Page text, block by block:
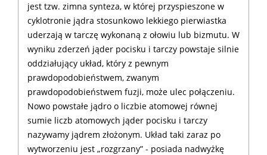
jest tzw. zimna synteza, w której przyspieszone w
cyklotronie jądra stosunkowo lekkiego pierwiastka
uderzają w tarczę wykonaną z ołowiu lub bizmutu. W
wyniku zderzeń jąder pocisku i tarczy powstaje silnie
oddziałujący układ, który z pewnym
prawdopodobieństwem, zwanym
prawdopodobieństwem fuzji, może ulec połączeniu.
Nowo powstałe jądro o liczbie atomowej równej
sumie liczb atomowych jąder pocisku i tarczy
nazywamy jądrem złożonym. Układ taki zaraz po
wytworzeniu jest „rozgrzany” - posiada nadwyżkę